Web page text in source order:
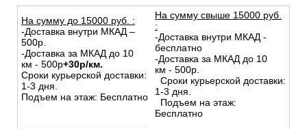
На сумму до 15000 руб. :
-Доставка внутри МКАД –
500р.
-Доставка за МКАД до 10
км - 500р+30р/км.
Сроки курьерской доставки:
1-3 дня.
Подъем на этаж: Бесплатно
На сумму свыше 15000 руб.
:
-Доставка внутри МКАД -
бесплатно
-Доставка за МКАД до 10
км - 500р.
Сроки курьерской доставки:
1-3 дня.
Подъем на этаж:
Бесплатно